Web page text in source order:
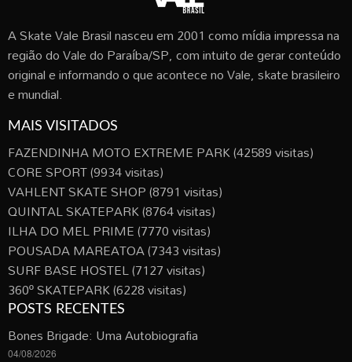
A Skate Vale Brasil nasceu em 2001 como mídia impressa na
região do Vale do Paraíba/SP, com intuito de gerar conteúdo
original e informando o que acontece no Vale, skate brasileiro
e mundial.
MAIS VISITADOS
FAZENDINHA MOTO EXTREME PARK(42589 visitas)
CORE SPORT(9934 visitas)
VAHLENT SKATE SHOP(8791 visitas)
QUINTAL SKATEPARK(8764 visitas)
ILHA DO MEL PRIME(7770 visitas)
POUSADA MAREATOA(7343 visitas)
SURF BASE HOSTEL(7127 visitas)
360º SKATEPARK(6228 visitas)
POSTS RECENTES
Bones Brigade: Uma Autobiografia
04/08/2026